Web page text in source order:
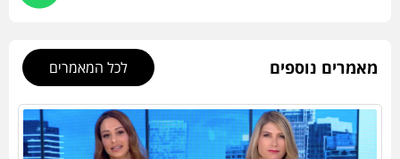
מאמרים נוספים לכל המאמרים